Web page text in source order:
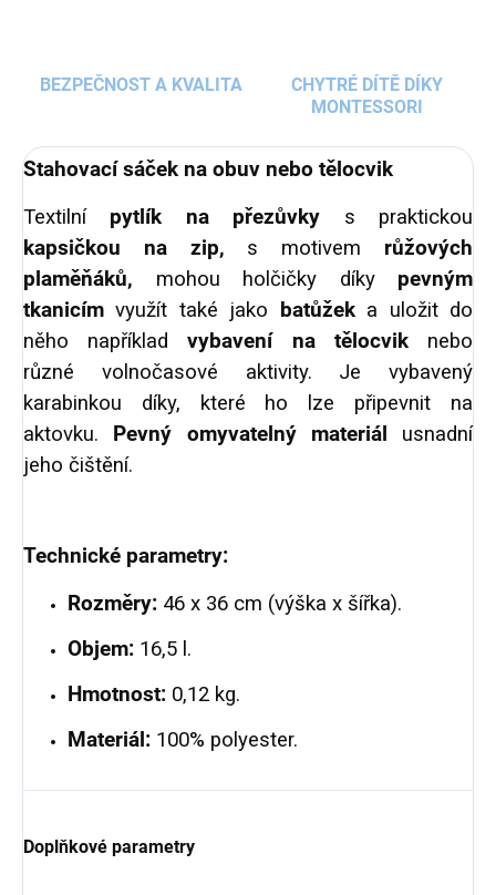
BEZPEČNOST A KVALITA
CHYTRÉ DÍTĚ DÍKY
MONTESSORI
Stahovací sáček na obuv nebo tělocvik
Textilní pytlík na přezůvky s praktickou
kapsičkou na zip, s motivem růžových
plaměňáků, mohou holčičky díky pevným
tkanicím využít také jako batůžeka uložit do
něho například vybavení na tělocvik nebo
různé volnočasové aktivity. Je vybavený
karabinkou díky, které ho lze připevnit na
aktovku. Pevný omyvatelný materiál usnadní
jeho čištění.
Technické parametry:
Rozměry: 46 x 36 cm (výška x šířka).
Objem: 16,5 l.
Hmotnost: 0,12 kg.
Materiál: 100% polyester.
Doplňkové parametry